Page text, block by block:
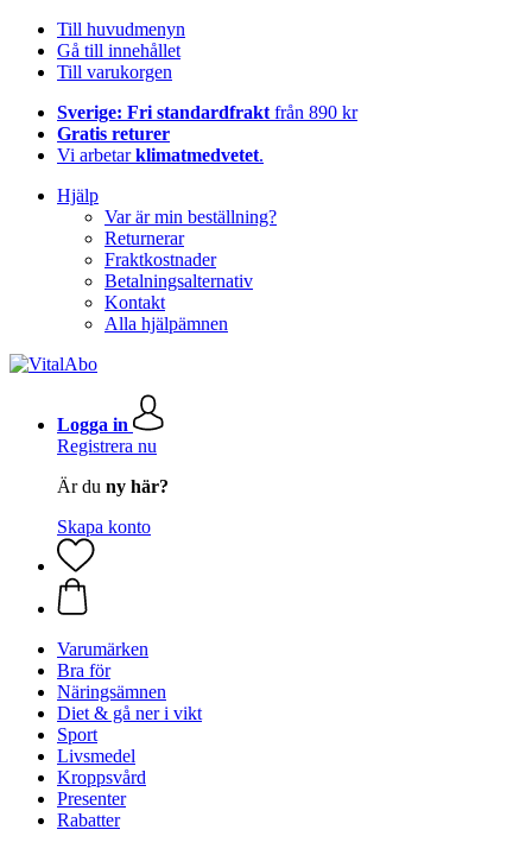
Till huvudmenyn
Gå till innehållet
Till varukorgen
Sverige: Fri standardfrakt från 890 kr
Gratis returer
Vi arbetarklimatmedvetet.
Hjälp
Var är min beställning?
Returnerar
Fraktkostnader
Betalningsalternativ
Kontakt
Alla hjälpämnen
Logga in
Registrera nu
Är du ny här?
Skapa konto
Varumärken
Bra för
Näringsämnen
Diet & gå ner i vikt
Sport
Livsmedel
Kroppsvård
Presenter
Rabatter